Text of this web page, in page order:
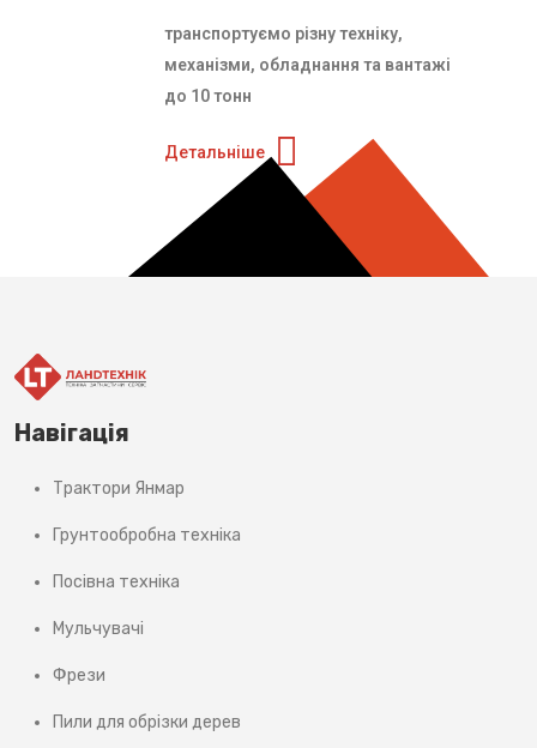
транспортуємо різну техніку,
механізми, обладнання та вантажі
до 10 тонн
Детальніше
Навігація
Трактори Янмар
Грунтообробна техніка
Посівна техніка
Мульчувачі
Фрези
Пили для обрізки дерев